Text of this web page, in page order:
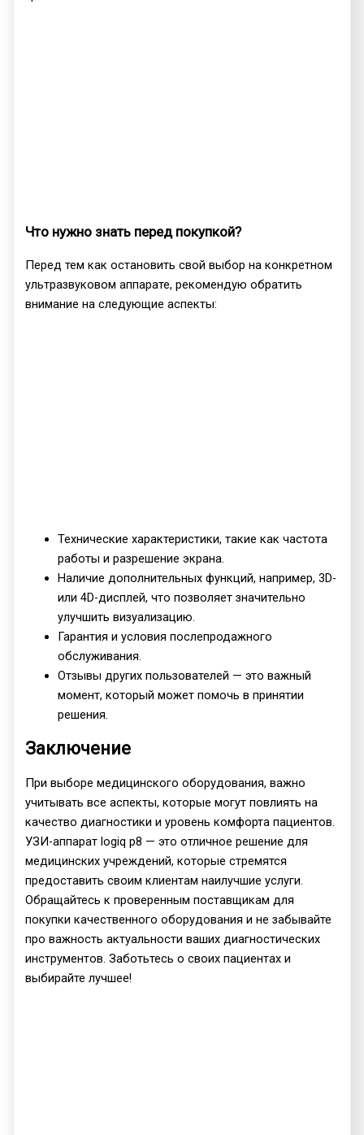
Что нужно знать перед покупкой?
Перед тем как остановить свой выбор на конкретном
ультразвуковом аппарате, рекомендую обратить
внимание на следующие аспекты:
Технические характеристики, такие как частота
работы и разрешение экрана.
Наличие дополнительных функций, например, 3D-
или 4D-дисплей, что позволяет значительно
улучшить визуализацию.
Гарантия и условия послепродажного
обслуживания.
Отзывы других пользователей — это важный
момент, который может помочь в принятии
решения.
Заключение
При выборе медицинского оборудования, важно
учитывать все аспекты, которые могут повлиять на
качество диагностики и уровень комфорта пациентов.
УЗИ-аппарат logiq p8 — это отличное решение для
медицинских учреждений, которые стремятся
предоставить своим клиентам наилучшие услуги.
Обращайтесь к проверенным поставщикам для
покупки качественного оборудования и не забывайте
про важность актуальности ваших диагностических
инструментов. Заботьтесь о своих пациентах и
выбирайте лучшее!